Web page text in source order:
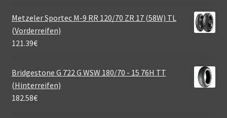
Metzeler Sportec M-9 RR 120/70 ZR 17 (58W) TL
(Vorderreifen)
121.39€
Bridgestone G 722 G WSW 180/70 - 15 76H TT
(Hinterreifen)
182.58€